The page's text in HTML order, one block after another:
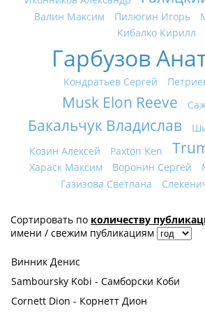
Валин Максим Пилюгин Игорь
Кибалко Кирилл
Гарбузов
Кондратьев Сергей
Musk Elon Reeve
Бакальчук Владислав
Козин Алексей
Paxton Ken
Хараск Максим Воронин Сергей
Газизова Светлана
Сортировать по количеству
имени / свежим публикациям
Винник Денис
Samboursky Kobi - Самборски Коби
Cornett Dion - Корнетт Дион